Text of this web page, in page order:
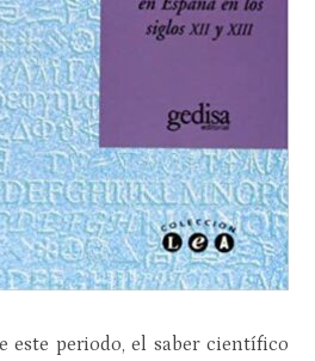
este pe­rio­do, el saber cien­tí­fi­co